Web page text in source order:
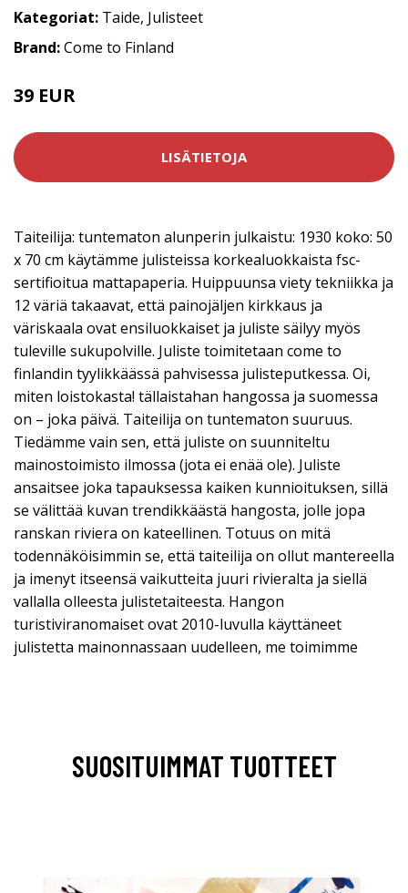
Kategoriat: Taide, Julisteet
Brand:Come to Finland
39 EUR
LISÄTIETOJA
Taiteilija: tuntematon alunperin julkaistu: 1930 koko: 50
x 70 cm käytämme julisteissa korkealuokkaista fsc-
sertifioitua mattapaperia. Huippuunsa viety tekniikka ja
12 väriä takaavat, että painojäljen kirkkaus ja
väriskaala ovat ensiluokkaiset ja juliste säilyy myös
tuleville sukupolville. Juliste toimitetaan come to
finlandin tyylikkäässä pahvisessa julisteputkessa. Oi,
miten loistokasta! tällaistahan hangossa ja suomessa
on – joka päivä. Taiteilija on tuntematon suuruus.
Tiedämme vain sen, että juliste on suunniteltu
mainostoimisto ilmossa (jota ei enää ole). Juliste
ansaitsee joka tapauksessa kaiken kunnioituksen, sillä
se välittää kuvan trendikkäästä hangosta, jolle jopa
ranskan riviera on kateellinen. Totuus on mitä
todennäköisimmin se, että taiteilija on ollut mantereella
ja imenyt itseensä vaikutteita juuri rivieralta ja siellä
vallalla olleesta julistetaiteesta. Hangon
turistiviranomaiset ovat 2010-luvulla käyttäneet
julistetta mainonnassaan uudelleen, me toimimme
SUOSITUIMMAT TUOTTEET